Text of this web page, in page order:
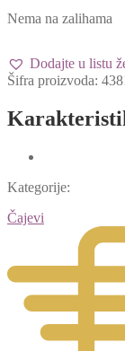
Nema na zalihama
Dodajte u listu
Šifra proizvoda:
Kategorije:
Čajevi